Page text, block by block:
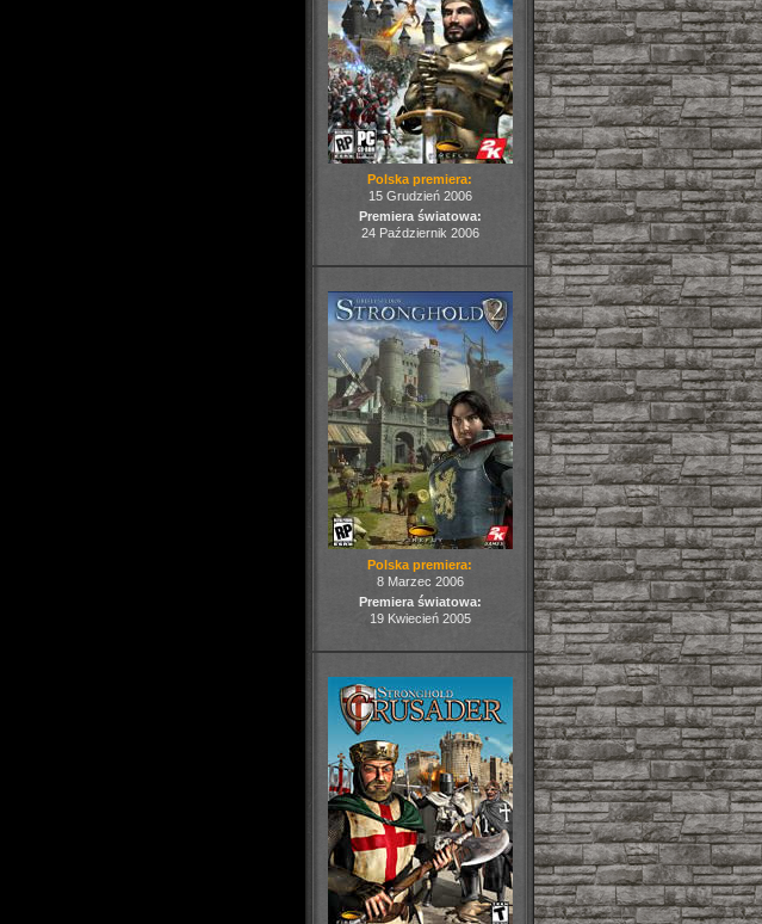
Polska premiera:
15 Grudzień 2006
Premiera światowa:
24 Październik 2006
Polska premiera:
8 Marzec 2006
Premiera światowa:
19 Kwiecień 2005